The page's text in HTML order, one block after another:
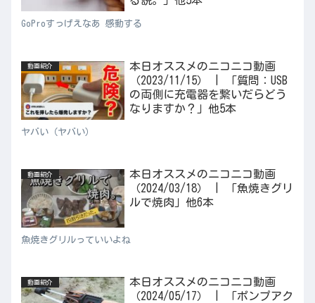
GoProすっげえなあ 感動する
動画紹介
本日オススメのニコニコ動画
（2023/11/15） | 「質問：USB
の両側に充電器を繋いだらどう
なりますか？」他5本
ヤバい（ヤバい）
動画紹介
本日オススメのニコニコ動画
（2024/03/18） | 「魚焼きグリ
ルで焼肉」他6本
魚焼きグリルっていいよね
動画紹介
本日オススメのニコニコ動画
（2024/05/17） | 「ポンプアク